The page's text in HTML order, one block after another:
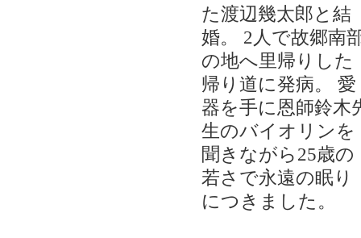
た渡辺幾太郎と結
婚。 2人で故郷南
の地へ里帰りした
帰り道に発病。 愛
器を手に恩師鈴木
生のバイオリンを
聞きながら25歳の
若さで永遠の眠り
につきました。